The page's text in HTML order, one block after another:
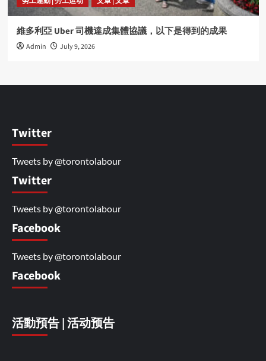
維多利亞 Uber 司機達成集體協議，以下是得到的成果
Admin July 9, 2026
Twitter
Tweets by @torontolabour
Twitter
Tweets by @torontolabour
Facebook
Tweets by @torontolabour
Facebook
活動預告 | 活动预告